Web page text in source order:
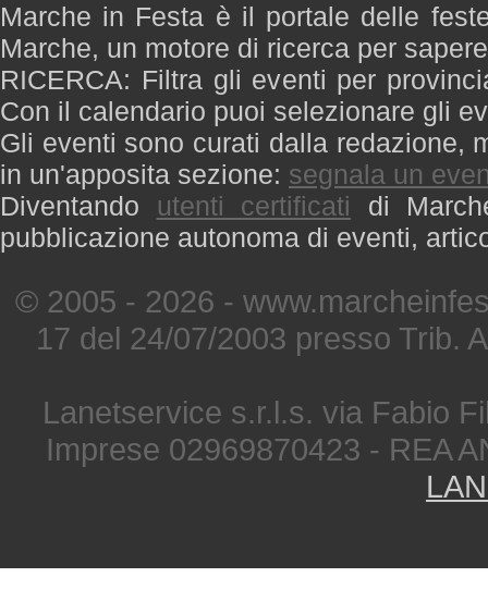
Marche in Festa è il portale delle
Marche, un motore di ricerca per
RICERCA: Filtra gli eventi per
Con il calendario puoi selezionare gli
Gli eventi sono curati dalla redazione,
in un'apposita sezione: segnala un
Diventando utenti certificati di
pubblicazione autonoma di eventi,
© 2005 - 2026 -
17 del 24/07/2003 presso Trib.
Lanetservice s.r.l.s. via Fabio
Imprese 02969870423 - REA